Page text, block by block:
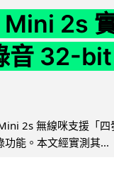
2s
音 32-
2s 無線咪支援「
能。本文經實測其...